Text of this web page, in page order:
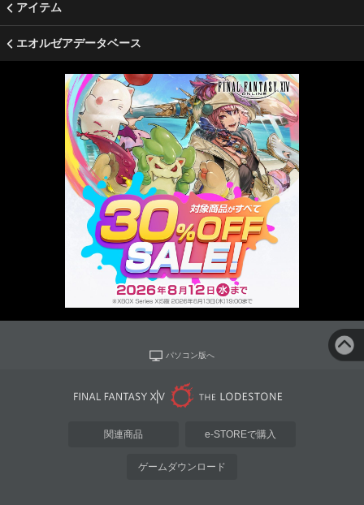
アイテム
エオルゼアデータベース
パソコン版へ
関連商品 e-STOREで購入
ゲームダウンロード